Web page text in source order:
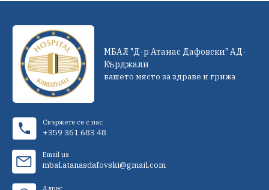
МБАЛ "Д-р Атанас Дафовски" АД-
Кърджали
вашето място за здраве и грижа
Свържете се с нас
+359 361 683 48
Email us
mbal.atanasdafovski@gmail.com
Адрес